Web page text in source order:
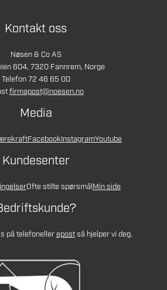
Kontakt oss
Nøsen & Co AS
604, 7320 Fannrem, Norge
Telefon 72 46 65 00
firmapost@noesen.no
Media
FacebookInstagramYoutube
Kundesenter
Ofte stilte spørsmålMin side
på telefonellerepostså hjelper vi deg.